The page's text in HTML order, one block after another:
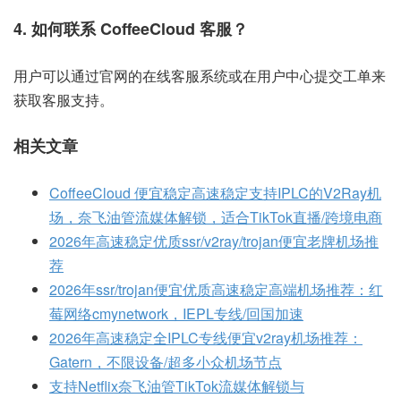
4. 如何联系 CoffeeCloud 客服？
用户可以通过官网的在线客服系统或在用户中心提交工单来
获取客服支持。
相关文章
CoffeeCloud 便宜稳定高速稳定支持IPLC的V2Ray机
场，奈飞油管流媒体解锁，适合TikTok直播/跨境电商
2026年高速稳定优质ssr/v2ray/trojan便宜老牌机场推
荐
2026年ssr/trojan便宜优质高速稳定高端机场推荐：红
莓网络cmynetwork，IEPL专线/回国加速
2026年高速稳定全IPLC专线便宜v2ray机场推荐：
Gatern，不限设备/超多小众机场节点
支持Netflix奈飞油管TikTok流媒体解锁与